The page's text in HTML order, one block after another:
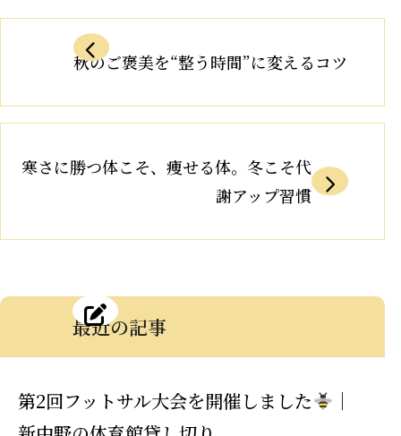
秋のご褒美を“整う時間”に変えるコツ
寒さに勝つ体こそ、痩せる体。冬こそ代
謝アップ習慣
最近の記事
第2回フットサル大会を開催しました
｜